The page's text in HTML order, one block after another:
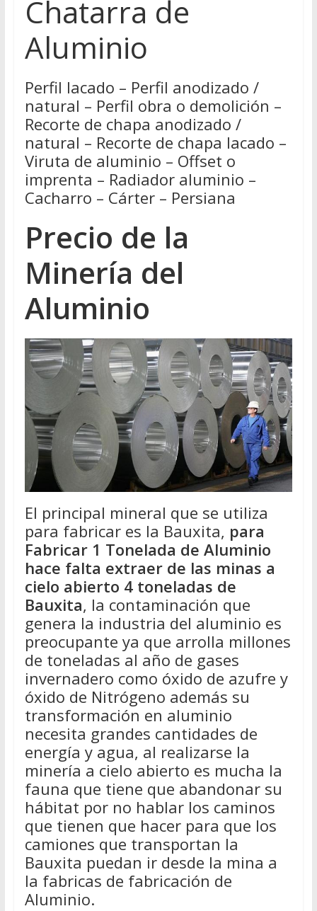
Chatarra de
Aluminio
Perfil lacado – Perfil anodizado /
natural – Perfil obra o demolición –
Recorte de chapa anodizado /
natural – Recorte de chapa lacado –
Viruta de aluminio – Offset o
imprenta – Radiador aluminio –
Cacharro – Cárter – Persiana
Precio de la
Minería del
Aluminio
El principal mineral que se utiliza
para fabricar es la Bauxita, para
Fabricar 1 Tonelada de Aluminio
hace falta extraer de las minas a
cielo abierto 4 toneladas de
Bauxita, la contaminación que
genera la industria del aluminio es
preocupante ya que arrolla millones
de toneladas al año de gases
invernadero como óxido de azufre y
óxido de Nitrógeno además su
transformación en aluminio
necesita grandes cantidades de
energía y agua, al realizarse la
minería a cielo abierto es mucha la
fauna que tiene que abandonar su
hábitat por no hablar los caminos
que tienen que hacer para que los
camiones que transportan la
Bauxita puedan ir desde la mina a
la fabricas de fabricación de
Aluminio.